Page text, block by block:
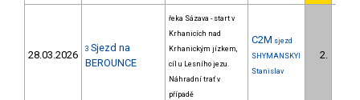
28.03.2026 3 Sjezd na
BEROUNCE
řeka Sázava - start v
Krhanicích nad
Krhanickým jízkem,
cíl u Lesního jezu.
Náhradní trať v
případě
C2M sjezd
SHYMANSKYI
Stanislav
2.